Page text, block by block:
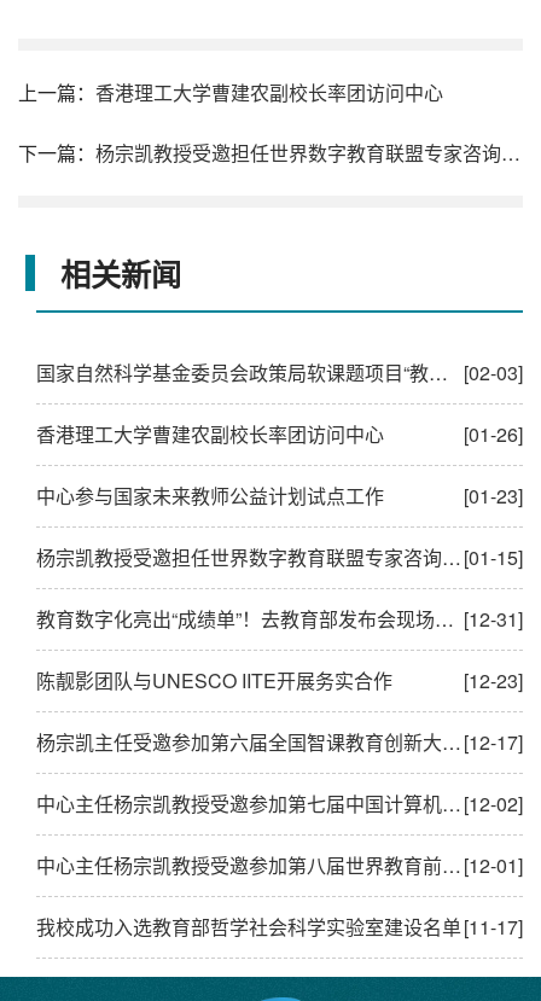
上一篇： 香港理工大学曹建农副校长率团访问中心
下一篇： 杨宗凯教授受邀担任世界数字教育联盟专家咨询委员会主任
相关新闻
[02-03]
国家自然科学基金委员会政策局软课题项目“教育科技人才一体布局视角下的国际主要科学资助机构管理体系与资助机制研究”进展交流会召开
[01-26]
香港理工大学曹建农副校长率团访问中心
[01-23]
中心参与国家未来教师公益计划试点工作
[01-15]
杨宗凯教授受邀担任世界数字教育联盟专家咨询委员会主任
[12-31]
教育数字化亮出“成绩单”！去教育部发布会现场看看
[12-23]
陈靓影团队与UNESCO IITE开展务实合作
[12-17]
杨宗凯主任受邀参加第六届全国智课教育创新大会并主旨报告
[12-02]
中心主任杨宗凯教授受邀参加第七届中国计算机教育大会并作大会报告
[12-01]
中心主任杨宗凯教授受邀参加第八届世界教育前沿论坛
[11-17]
我校成功入选教育部哲学社会科学实验室建设名单